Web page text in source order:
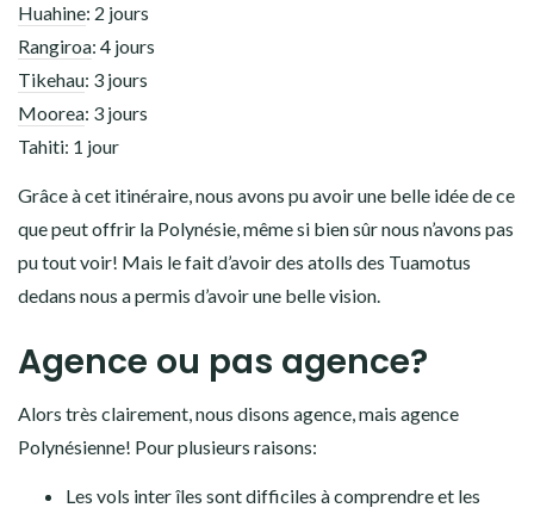
Huahine: 2 jours
Rangiroa: 4 jours
Tikehau: 3 jours
Moorea: 3 jours
Tahiti: 1 jour
Grâce à cet itinéraire, nous avons pu avoir une belle idée de ce
que peut offrir la Polynésie, même si bien sûr nous n’avons pas
pu tout voir! Mais le fait d’avoir des atolls des Tuamotus
dedans nous a permis d’avoir une belle vision.
Agence ou pas agence?
Alors très clairement, nous disons agence, mais agence
Polynésienne! Pour plusieurs raisons:
Les vols inter îles sont difficiles à comprendre et les